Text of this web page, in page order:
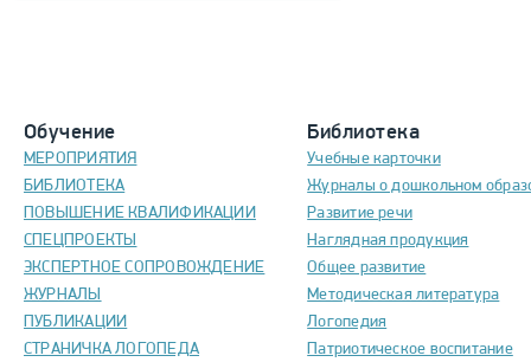
Обучение
МЕРОПРИЯТИЯ
БИБЛИОТЕКА
ПОВЫШЕНИЕ КВАЛИФИКАЦИИ
СПЕЦПРОЕКТЫ
ЭКСПЕРТНОЕ СОПРОВОЖДЕНИЕ
ЖУРНАЛЫ
ПУБЛИКАЦИИ
СТРАНИЧКА ЛОГОПЕДА
Библиотека
Учебные карточки
Журналы о дошкольном
Развитие речи
Наглядная продукция
Общее развитие
Методическая литература
Логопедия
Патриотическое воспитание